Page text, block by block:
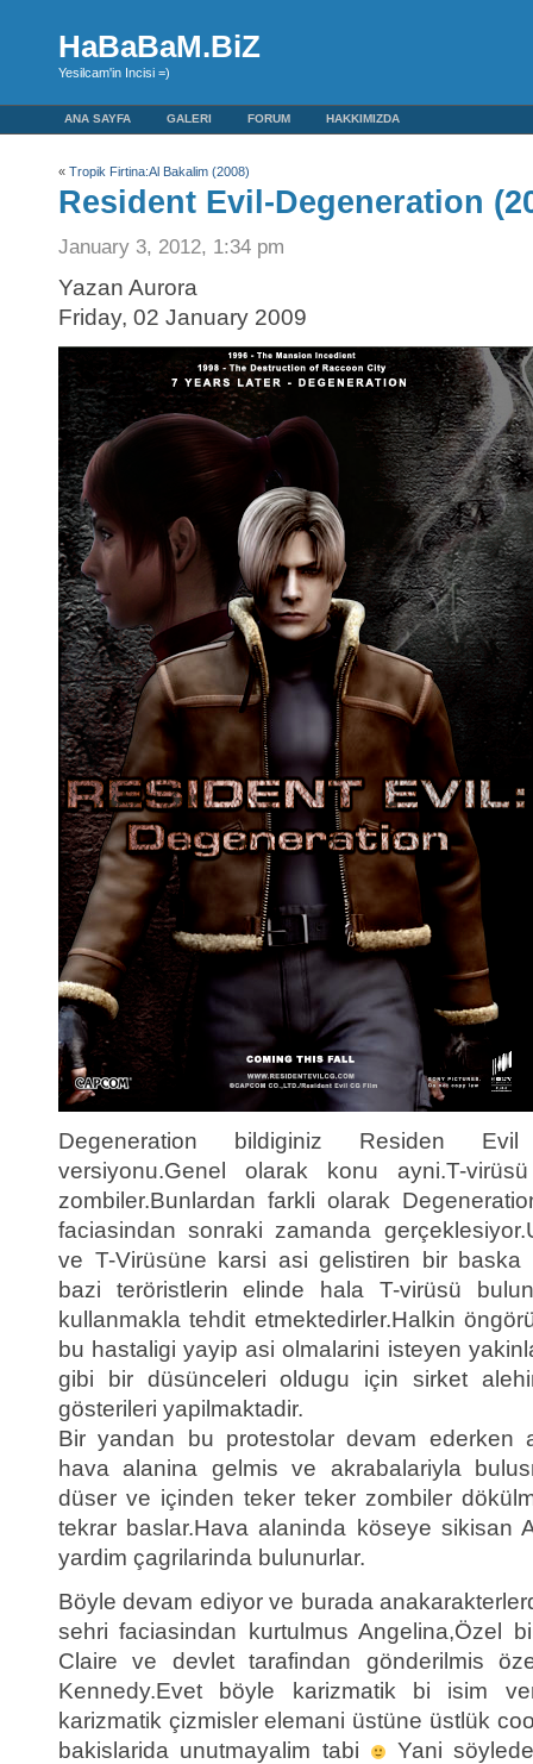
HaBaBaM.BiZ
Yesilcam'in Incisi =)
ANA SAYFA GALERI FORUM HAKKIMIZDA
« Tropik Firtina:Al Bakalim (2008)
Resident Evil-Degeneration
January 3, 2012, 1:34 pm
Yazan Aurora
Friday, 02 January 2009
Degeneration bildiginiz Residen
versiyonu.Genel olarak konu ayni.T-
zombiler.Bunlardan farkli olarak
faciasindan sonraki zamanda
ve T-Virüsüne karsi asi gelistiren bir baska
bazi teröristlerin elinde hala T-virüsü
kullanmakla tehdit etmektedirler.Halkin
bu hastaligi yayip asi olmalarini isteyen
gibi bir düsünceleri oldugu için sirket
gösterileri yapilmaktadir.
Bir yandan bu protestolar devam ederken
hava alanina gelmis ve akrabalariyla
düser ve içinden teker teker zombiler
tekrar baslar.Hava alaninda köseye sikisan
yardim çagrilarinda bulunurlar.
Böyle devam ediyor ve burada
sehri faciasindan kurtulmus Angelina,Özel
Claire ve devlet tarafindan gönderilmis
Kennedy.Evet böyle karizmatik bi isim
karizmatik çizmisler elemani üstüne üstlük
bakislarida unutmayalim tabi
Yani